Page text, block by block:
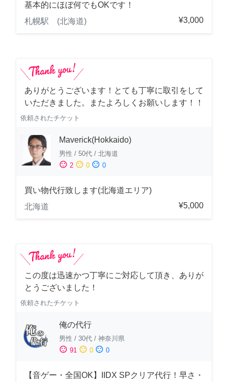
基本的にほぼ何でもOKです！
札幌駅 (北海道)
¥3,000
ありがとうございます！とても丁寧に取引をして
いただきました。またよろしくお願いします！！
依頼されたチケット
Maverick(Hokkaido)
男性 / 50代 / 北海道
sentiment_satisfied 2 sentiment_neutral 0 sentiment_dissatisfied 0
買い物代行致します(北海道エリア)
北海道
¥5,000
この度は迅速かつ丁寧にご対応して頂き、ありが
とうございました！
依頼されたチケット
俺の代行
男性 / 30代 / 神奈川県
sentiment_satisfied 91 sentiment_neutral 0 sentiment_dissatisfied 0
【音ゲー・全国OK】IIDX SPクリア代行！早さ・